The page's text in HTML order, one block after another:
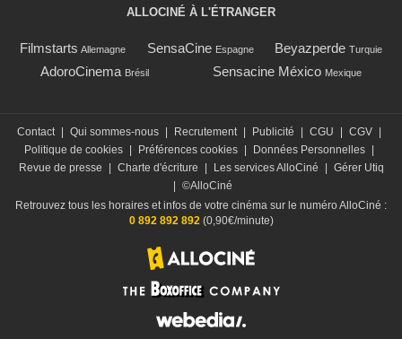
ALLOCINÉ À L'ÉTRANGER
Filmstarts Allemagne SensaCine Espagne Beyazperde Turquie
AdoroCinema Brésil Sensacine México Mexique
Contact Qui sommes-nous Recrutement Publicité CGU CGV
Politique de cookies
Préférences cookies Données Personnelles
Revue de presse
Charte d'écriture Les services AlloCiné
Gérer Utiq
©AlloCiné
Retrouvez tous les horaires et infos de votre cinéma sur le numéro AlloCiné :
0 892 892 892(0,90€/minute)